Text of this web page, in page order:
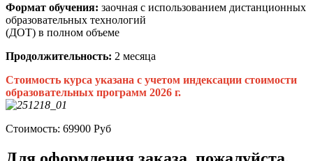
Формат обучения: заочная с использованием дистанционных
образовательных технологий
(ДОТ) в полном объеме
Продолжительность: 2 месяца
Стоимость курса указана с учетом индексации стоимости
образовательных программ 2026 г.
Стоимость: 69900 Руб